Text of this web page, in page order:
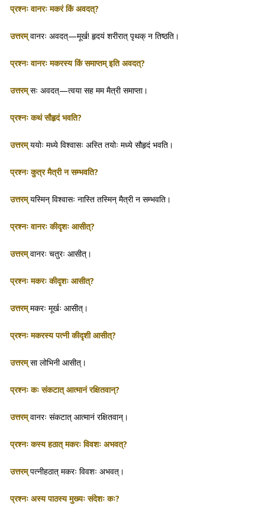
प्रश्नः वानरः मकरं किं अवदत्?
उत्तरम्वानरः अवदत्—मूर्ख! हृदयं शरीरात् पृथक् न तिष्ठति।
प्रश्नः वानरः मकरस्य किं समाप्तम् इति अवदत्?
उत्तरम्सः अवदत्—त्वया सह मम मैत्री समाप्ता।
प्रश्नः कथं सौहृदं भवति?
उत्तरम्ययोः मध्ये विश्वासः अस्ति तयोः मध्ये सौहृदं भवति।
प्रश्नः कुत्र मैत्री न सम्भवति?
उत्तरम्यस्मिन् विश्वासः नास्ति तस्मिन् मैत्री न सम्भवति।
प्रश्नः वानरः कीदृशः आसीत्?
उत्तरम्वानरः चतुरः आसीत्।
प्रश्नः मकरः कीदृशः आसीत्?
उत्तरम्मकरः मूर्खः आसीत्।
प्रश्नः मकरस्य पत्नी कीदृशी आसीत्?
उत्तरम्सा लोभिनी आसीत्।
प्रश्नः कः संकटात् आत्मानं रक्षितवान्?
उत्तरम्वानरः संकटात् आत्मानं रक्षितवान्।
प्रश्नः कस्य हठात् मकरः विवशः अभवत्?
उत्तरम्पत्नीहठात् मकरः विवशः अभवत्।
प्रश्नः अस्य पाठस्य मुख्यः संदेशः कः?